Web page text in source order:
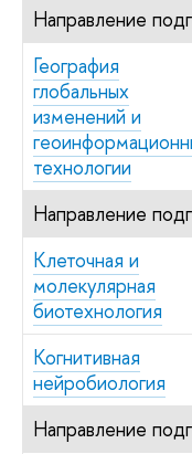
Направление
География
глобальных
изменений и
технологии
Направление
Клеточная и
молекулярная
биотехнология
Когнитивная
нейробиология
Направление